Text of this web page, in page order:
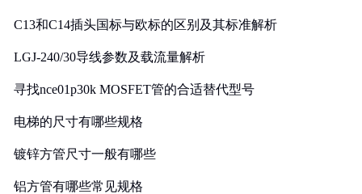
C13和C14插头国标与欧标的区别及其标准解析
LGJ-240/30导线参数及载流量解析
寻找nce01p30k MOSFET管的合适替代型号
电梯的尺寸有哪些规格
镀锌方管尺寸一般有哪些
铝方管有哪些常见规格